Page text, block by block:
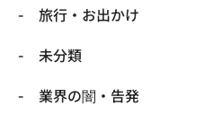
旅行・お出かけ
未分類
業界の闇・告発